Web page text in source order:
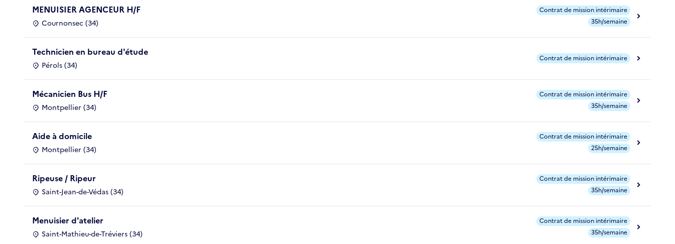
MENUISIER AGENCEUR H/F
Cournonsec (34)
Contrat de mission intérimaire
35h/semaine
Technicien en bureau d'étude
Pérols (34)
Contrat de mission intérimaire
Mécanicien Bus H/F
Montpellier (34)
Contrat de mission intérimaire
35h/semaine
Aide à domicile
Montpellier (34)
Contrat de mission intérimaire
25h/semaine
Ripeuse / Ripeur
Saint-Jean-de-Védas (34)
Contrat de mission intérimaire
35h/semaine
Menuisier d'atelier
Saint-Mathieu-de-Tréviers (34)
Contrat de mission intérimaire
35h/semaine